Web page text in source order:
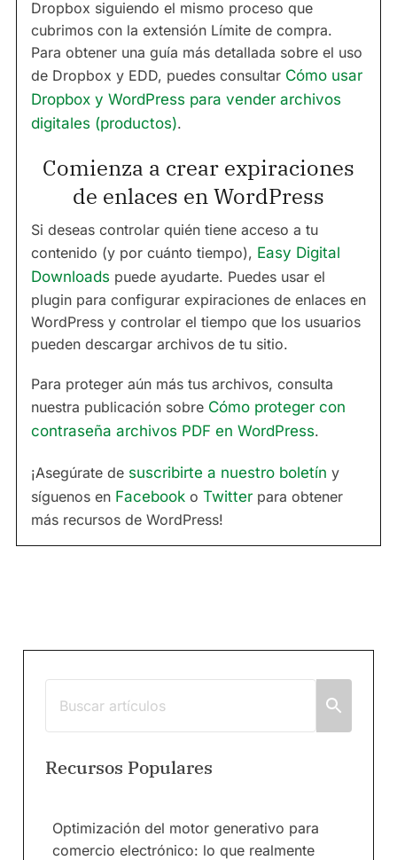
Dropbox siguiendo el mismo proceso que
cubrimos con la extensión Límite de compra.
Para obtener una guía más detallada sobre el uso
de Dropbox y EDD, puedes consultar Cómo usar
Dropbox y WordPress para vender archivos
digitales (productos).
Comienza a crear expiraciones
de enlaces en WordPress
Si deseas controlar quién tiene acceso a tu
contenido (y por cuánto tiempo), Easy Digital
Downloads puede ayudarte. Puedes usar el
plugin para configurar expiraciones de enlaces en
WordPress y controlar el tiempo que los usuarios
pueden descargar archivos de tu sitio.
Para proteger aún más tus archivos, consulta
nuestra publicación sobre Cómo proteger con
contraseña archivos PDF en WordPress.
¡Asegúrate de suscribirte a nuestro boletín y
síguenos en Facebook o Twitter para obtener
más recursos de WordPress!
Recursos Populares
Optimización del motor generativo para
comercio electrónico: lo que realmente